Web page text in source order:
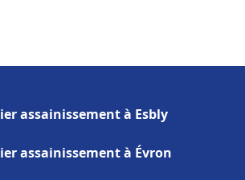
assainissement à Esbly
assainissement à Évron